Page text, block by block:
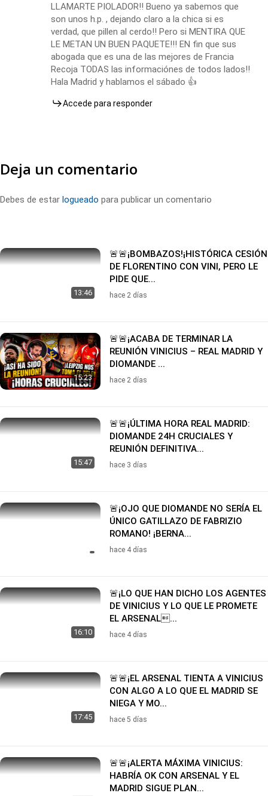
LLAMARTE PIOLADOR!! Bueno ya sabemos que
son unos h.p. , dejando claro a la chica si es
verdad, que pillen al cerdo!! Pero si MENTIRA QUE
LE METAN UN BUEN PAQUETE!!! EN fin que sus
abogada que es una de las mejores de Francia
Recoja TODAS las informaciónes de todos lados!!
Hala Madrid y hablamos el sábado 👍
Accede para responder
Deja un comentario
Debes de estar logueado para publicar un comentario
13:46
🚨🚨¡BOMBAZOS!¡HISTÓRICA CESIÓN
DE FLORENTINO CON VINI, PERO LE
PIDE QUE...
hace 2 días
15:23
🚨🚨¡ACABA DE TERMINAR LA
REUNIÓN VINICIUS – REAL MADRID Y
DIOMANDE ...
hace 2 días
15:47
🚨🚨¡ÚLTIMA HORA REAL MADRID:
DIOMANDE 24H CRUCIALES Y
REUNIÓN DEFINITIVA...
hace 3 días
🚨¡OJO QUE DIOMANDE NO SERÍA EL
ÚNICO GATILLAZO DE FABRIZIO
ROMANO! ¡BERNA...
hace 4 días
16:10
🚨¡LO QUE HAN DICHO LOS AGENTES
DE VINICIUS Y LO QUE LE PROMETE
EL ARSENAL...
hace 4 días
17:45
🚨🚨¡EL ARSENAL TIENTA A VINICIUS
CON ALGO A LO QUE EL MADRID SE
NIEGA Y MO...
hace 5 días
🚨🚨¡ALERTA MÁXIMA VINICIUS:
HABRÍA OK CON ARSENAL Y EL
MADRID SIGUE PLAN...